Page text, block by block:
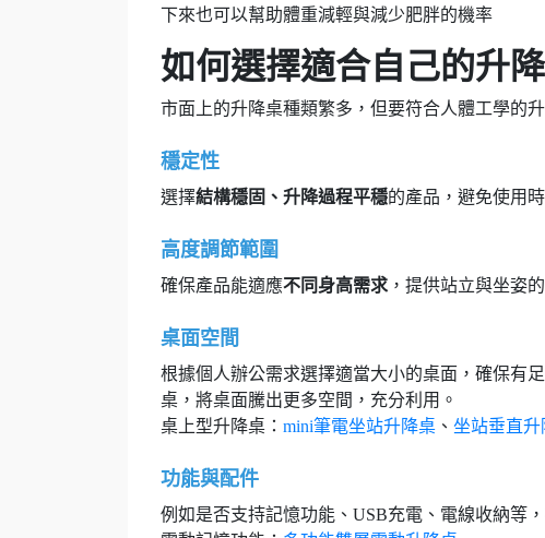
下來也可以幫助體重減輕與減少肥胖的機率
如何選擇適合自己的升
市面上的升降桌種類繁多，但要符合人體工學的
穩定性
選擇結構穩固、升降過程平穩的產品，避免使用
高度調節範圍
確保產品能適應不同身高需求 ，提供站立與坐姿
桌面空間
根據個人辦公需求選擇適當大小的桌面，確保有
桌，將桌面騰出更多空間，充分利用。
桌上型升降桌： mini筆電坐站升降桌 、 坐站垂直升
功能與配件
例如是否支持記憶功能、USB充電、電線收納等